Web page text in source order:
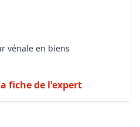
vénale en biens
fiche de l'expert